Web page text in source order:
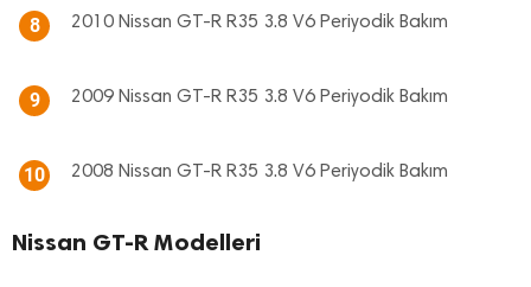
8 2010 Nissan GT-R R35 3.8 V6 Periyodik Bakım
9 2009 Nissan GT-R R35 3.8 V6 Periyodik Bakım
10 2008 Nissan GT-R R35 3.8 V6 Periyodik Bakım
Nissan GT-R Modelleri